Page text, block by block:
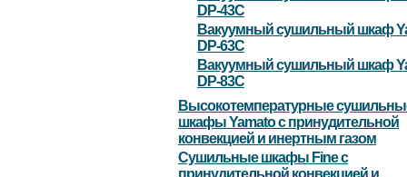
DP-43С
Вакуумный сушильный шкаф
DP-63С
Вакуумный сушильный шкаф
DP-83C
Высокотемпературные
шкафы Yamato с принудительной
конвекцией и инертным газом
Сушильные шкафы Fine с